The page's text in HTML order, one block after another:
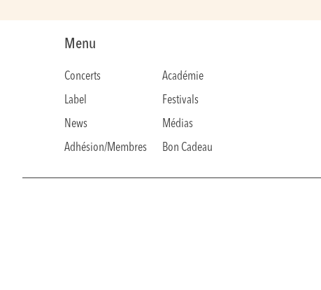
Menu
Concerts
Académie
Label
Festivals
News
Médias
Adhésion/Membres
Bon Cadeau